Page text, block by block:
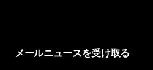
メールニュースを受け取る